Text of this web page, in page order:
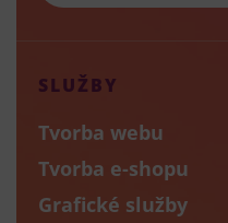
SLUŽBY
Tvorba webu
Tvorba e-shopu
Grafické služby